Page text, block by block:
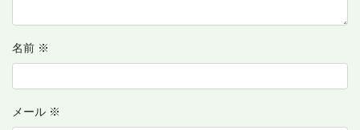
名前 ※
メール ※